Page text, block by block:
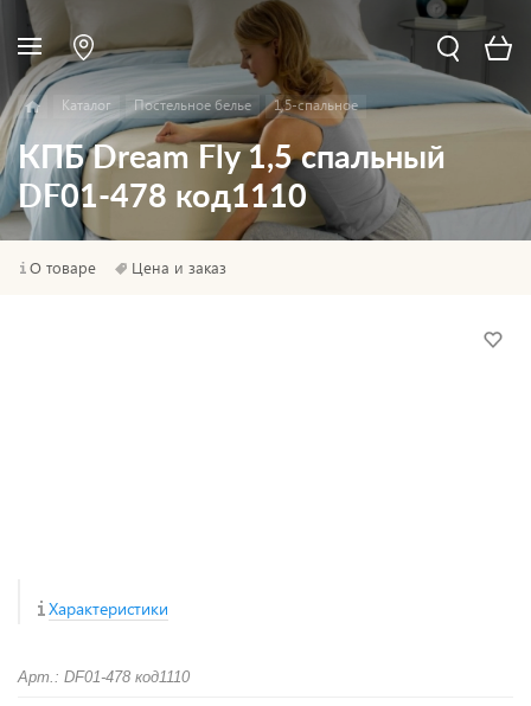
Каталог Постельное белье 1,5-спальное
КПБ Dream Fly 1,5 спальный
DF01-478 код1110
О товаре Цена и заказ
Характеристики
Арт.: DF01-478 код1110